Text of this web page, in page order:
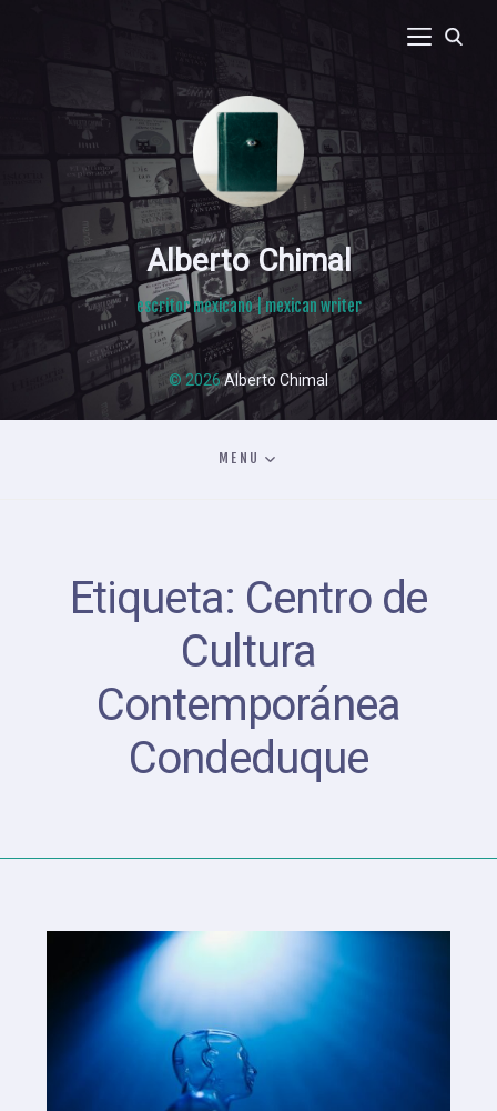
Alberto Chimal
escritor mexicano | mexican writer
© 2026Alberto Chimal
MENU
Etiqueta: Centro de
Cultura
Contemporánea
Condeduque